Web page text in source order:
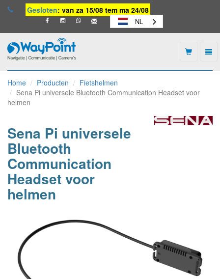
Gesloten: van za 15/08 tem ma 24/08
NL
-
naar
homepage
Home Producten
Fietshelmen
Sena Pi universele Bluetooth Communication Headset voor
helmen
Sena Pi universele
Bluetooth
Communication
Headset voor
helmen